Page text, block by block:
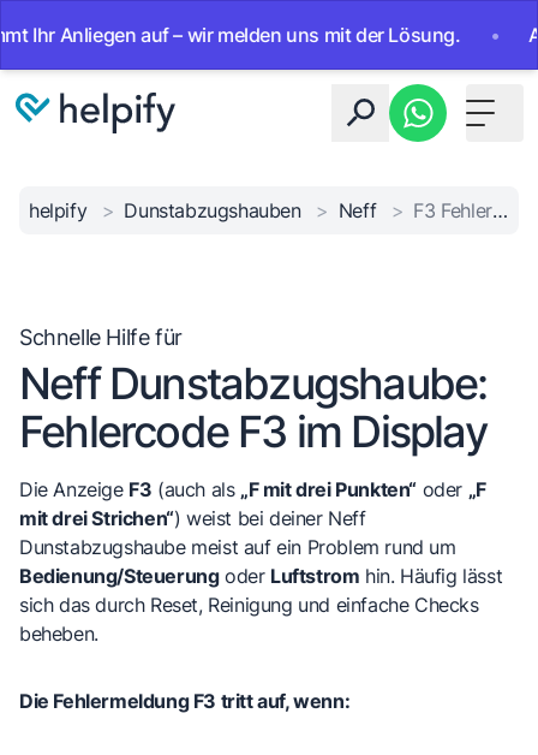
auf – wir melden uns mit der Lösung. • Ab
Toggle
helpify > Dunstabzugshauben > Neff > F3 Fehler beheben
Schnelle Hilfe für
Neff Dunstabzugshaube:
Fehlercode F3 im Display
Die Anzeige F3 (auch als „F mit drei Punkten“ oder „F
mit drei Strichen“) weist bei deiner Neff
Dunstabzugshaube meist auf ein Problem rund um
Bedienung/Steuerungoder Luftstrom hin. Häufig lässt
sich das durch Reset, Reinigung und einfache Checks
beheben.
Die Fehlermeldung F3 tritt auf, wenn: